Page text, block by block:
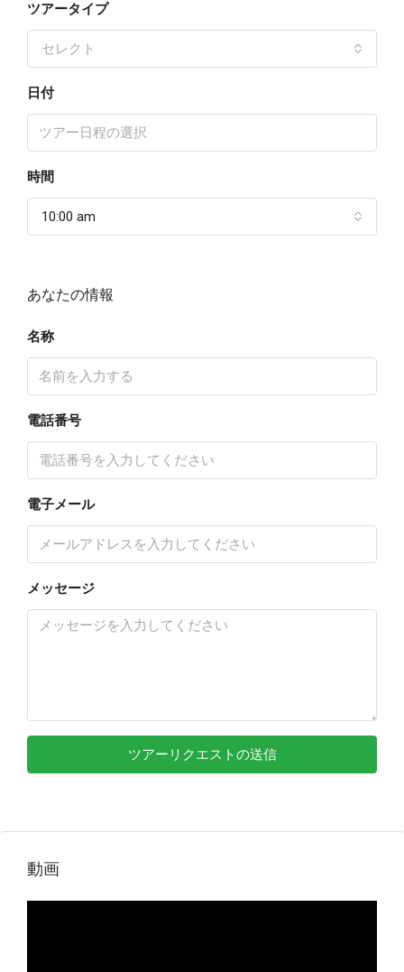
ツアータイプ
セレクト
日付
時間
10:00 am
あなたの情報
名称
電話番号
電子メール
メッセージ
ツアーリクエストの送信
動画